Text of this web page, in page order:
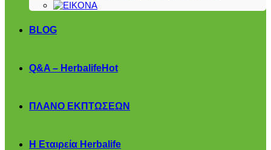
BLOG
Q&A – Herbalife
ΠΛΑΝΟ ΕΚΠΤΩΣΕΩΝ
Η Εταιρεία Herbalife